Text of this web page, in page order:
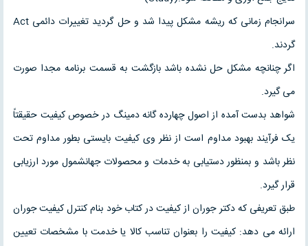
سرانجام زمانی که ریشه مشکل پیدا شد و حل گردید تغییرات دائمی Act
گردند.
اگر چنانچه مشکل حل نشده باشد بازگشت به قسمت برنامه مجدا صورت
می گیرد.
شواهد بدست آمده از اصول چهارده گانه دمینگ در خصوص کیفیت حقیقتاً
یک فرآیند بهبود مداوم است از نظر وی کیفیت بایستی بطور مداوم تحت
نظر باشد و بمنظور دستیابی به خدمات و محصولات جهانشمول مورد ارزیابی
قرار گیرد.
طبق تعریفی که دکتر جوران از کیفیت در کتاب خود بنام کنترل کیفیت جوران
ارائه می دهد: کیفیت را بعنوان تناسب کالا یا خدمت با مشخصات تعیین